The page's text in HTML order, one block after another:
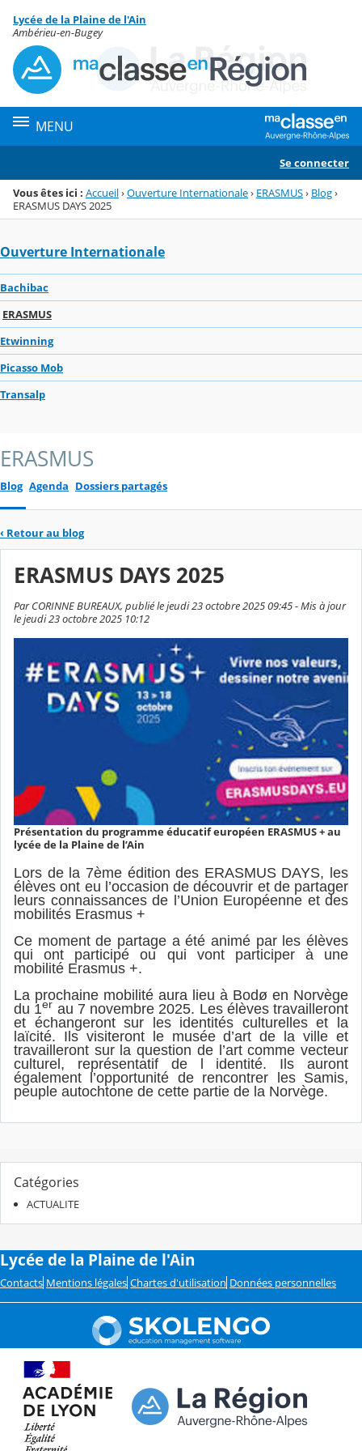
Menu de la rubrique
Contenu
Lycée de la Plaine de l'Ain
Ambérieu-en-Bugey
MENU
Se connecter
Vous êtes ici : Accueil›Ouverture Internationale› ERASMUS› Blog›
ERASMUS DAYS 2025
Ouverture Internationale
Bachibac
ERASMUS
Etwinning
Picasso Mob
Transalp
ERASMUS
Blog Agenda Dossiers partagés
‹ Retour au blog
ERASMUS DAYS 2025
Par CORINNE BUREAUX, publié le jeudi 23 octobre 2025 09:45 - Mis à jour
le jeudi 23 octobre 2025 10:12
Présentation du programme éducatif européen ERASMUS + au
lycée de la Plaine de l’Ain
Lors de la 7ème édition des ERASMUS DAYS, les
élèves ont eu l’occasion de découvrir et de partager
leurs connaissances de l’Union Européenne et des
mobilités Erasmus +
Ce moment de partage a été animé par les élèves
qui ont participé ou qui vont participer à une
mobilité Erasmus +.
La prochaine mobilité aura lieu à Bodø en Norvège
du 1er au 7 novembre 2025. Les élèves travailleront
et échangeront sur les identités culturelles et la
laïcité. Ils visiteront le musée d’art de la ville et
travailleront sur la question de l’art comme vecteur
culturel, représentatif de l identité. Ils auront
également l’opportunité de rencontrer les Samis,
peuple autochtone de cette partie de la Norvège.
Catégories
ACTUALITE
Lycée de la Plaine de l'Ain
Contacts Mentions légales Chartes d'utilisation Données personnelles